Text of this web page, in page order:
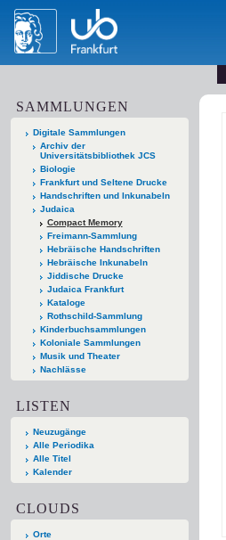
SAMMLUNGEN
Digitale Sammlungen
Archiv der
Universitätsbibliothek JCS
Biologie
Frankfurt und Seltene Drucke
Handschriften und Inkunabeln
Judaica
Compact Memory
Freimann-Sammlung
Hebräische Handschriften
Hebräische Inkunabeln
Jiddische Drucke
Judaica Frankfurt
Kataloge
Rothschild-Sammlung
Kinderbuchsammlungen
Koloniale Sammlungen
Musik und Theater
Nachlässe
LISTEN
Neuzugänge
Alle Periodika
Alle Titel
Kalender
CLOUDS
Orte